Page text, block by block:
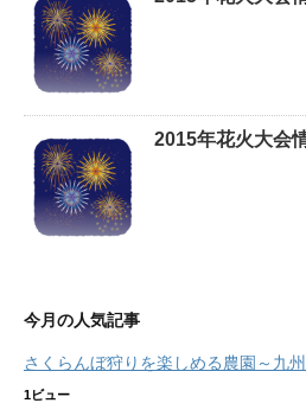
2015年花火大会
今月の人気記事
さくらんぼ狩りを楽しめる農園～九州
1ビュー